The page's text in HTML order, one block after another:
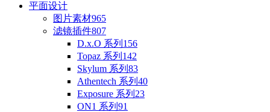
平面设计
图片素材965
滤镜插件807
D.x.O 系列 156
Topaz 系列 142
Skylum 系列 83
Athentech 系列 40
Exposure 系列 23
ON1 系列 91